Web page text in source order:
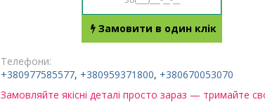
Замовити в один клік
Телефони:
+380977585577, +380959371800, +380670053070
Замовляйте якісні деталі просто зараз — тримайте